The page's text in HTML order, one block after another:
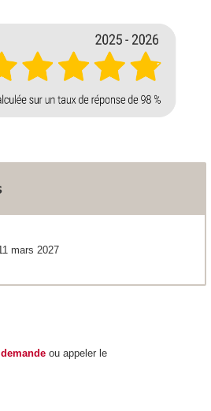
mars 2027
ou appeler le